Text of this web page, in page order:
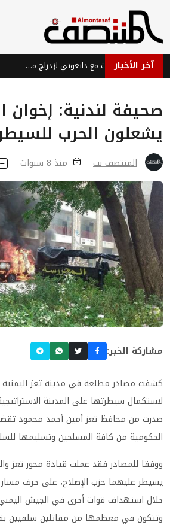
آخر الأخبار بورصة جوهانسبرغ تجري محادثات مع دانغوتي لإدراج مصفاة نفط في جنوب إفريقيا
صحيفة لندنية: إخوان
يشعلون الحرب
المنتصف نت منذ 8 سنوات
مشاركة الخبر:
كشفت مصادر مطلعة في مدينة تعز
لاستكمال سيطرتها على المدينة
صدرت من محافظ تعز أمين أحمد محمود
الحكومية من كافة المسلحين وتسليمها
يسيطر عليهما حزب الإصلاح، على حرف
وتتكون في معظمها من مقاتلين سلفيين